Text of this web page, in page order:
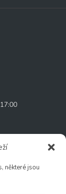
některé jsou